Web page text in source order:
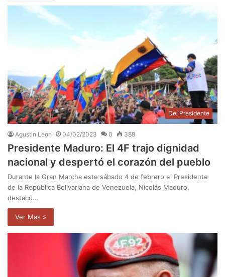
Del Presidente
Agustin Leon 04/02/2023 0 389
Presidente Maduro: El 4F trajo dignidad
nacional y despertó el corazón del pueblo
Durante la Gran Marcha este sábado 4 de febrero el Presidente
de la República Bolivariana de Venezuela, Nicolás Maduro,
destacó…
Ver Mas »